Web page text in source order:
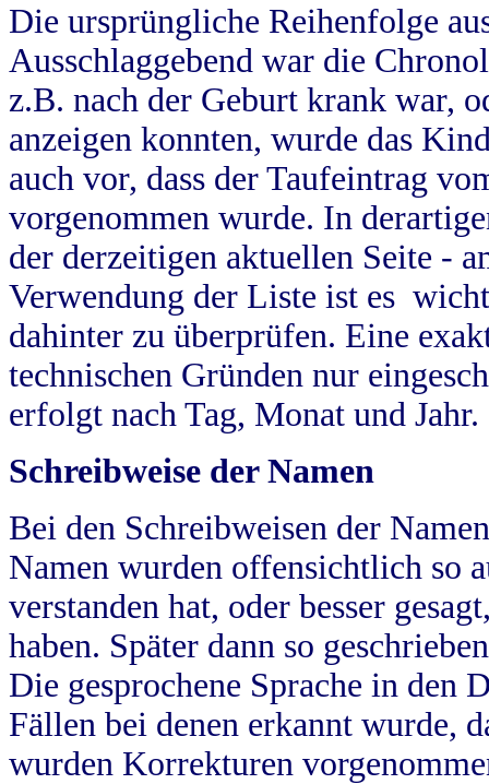
Die ursprüngliche Reihenfolge
Ausschlaggebend war die
z.B. nach der Geburt krank war,
anzeigen konnten, wurde das
auch vor, dass der Taufeintrag
vorgenommen wurde. In
der derzeitigen aktuellen Seite -
Verwendung der Liste ist es
dahinter zu überprüfen. Eine
technischen Gründen nur
erfolgt nach Tag, Monat und Jahr.
Schreibweise der Namen
Bei den Schreibweisen der
Namen wurden offensichtlich so
verstanden hat, oder besser
haben. Später dann so
Die gesprochene Sprache in
Fällen bei denen erkannt wurde,
wurden Korrekturen